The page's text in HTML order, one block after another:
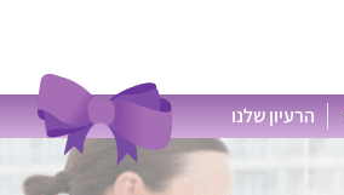
הרעיון שלנו